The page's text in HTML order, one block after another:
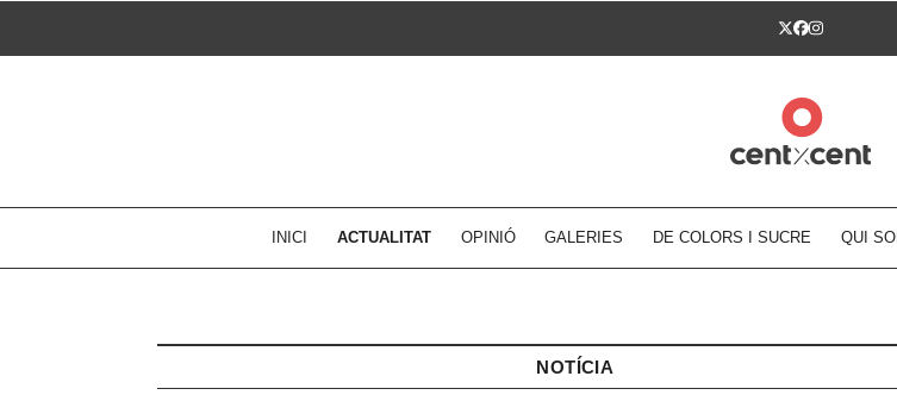
Twitter
Facebook
Instagram
INICI ACTUALITAT OPINIÓ GALERIES DE COLORS I SUCRE QUI
NOTÍCIA